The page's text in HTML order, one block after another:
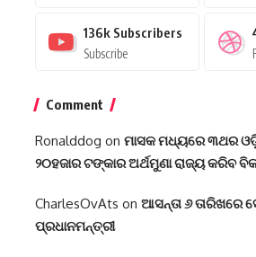
136k Subscribers
Subscribe
Comment
Ronalddog on ମାସକ ମଧ୍ୟରେ ୩ଥର
୨୦ହଜାର ଟଙ୍କାର ଅର୍ଥମୁଣା ରାଜ୍ୟ କରିବ
CharlesOvAts on ଆସନ୍ତା ୬ ତାରିଖରେ
ପ୍ରଧାନମନ୍ତ୍ରୀ